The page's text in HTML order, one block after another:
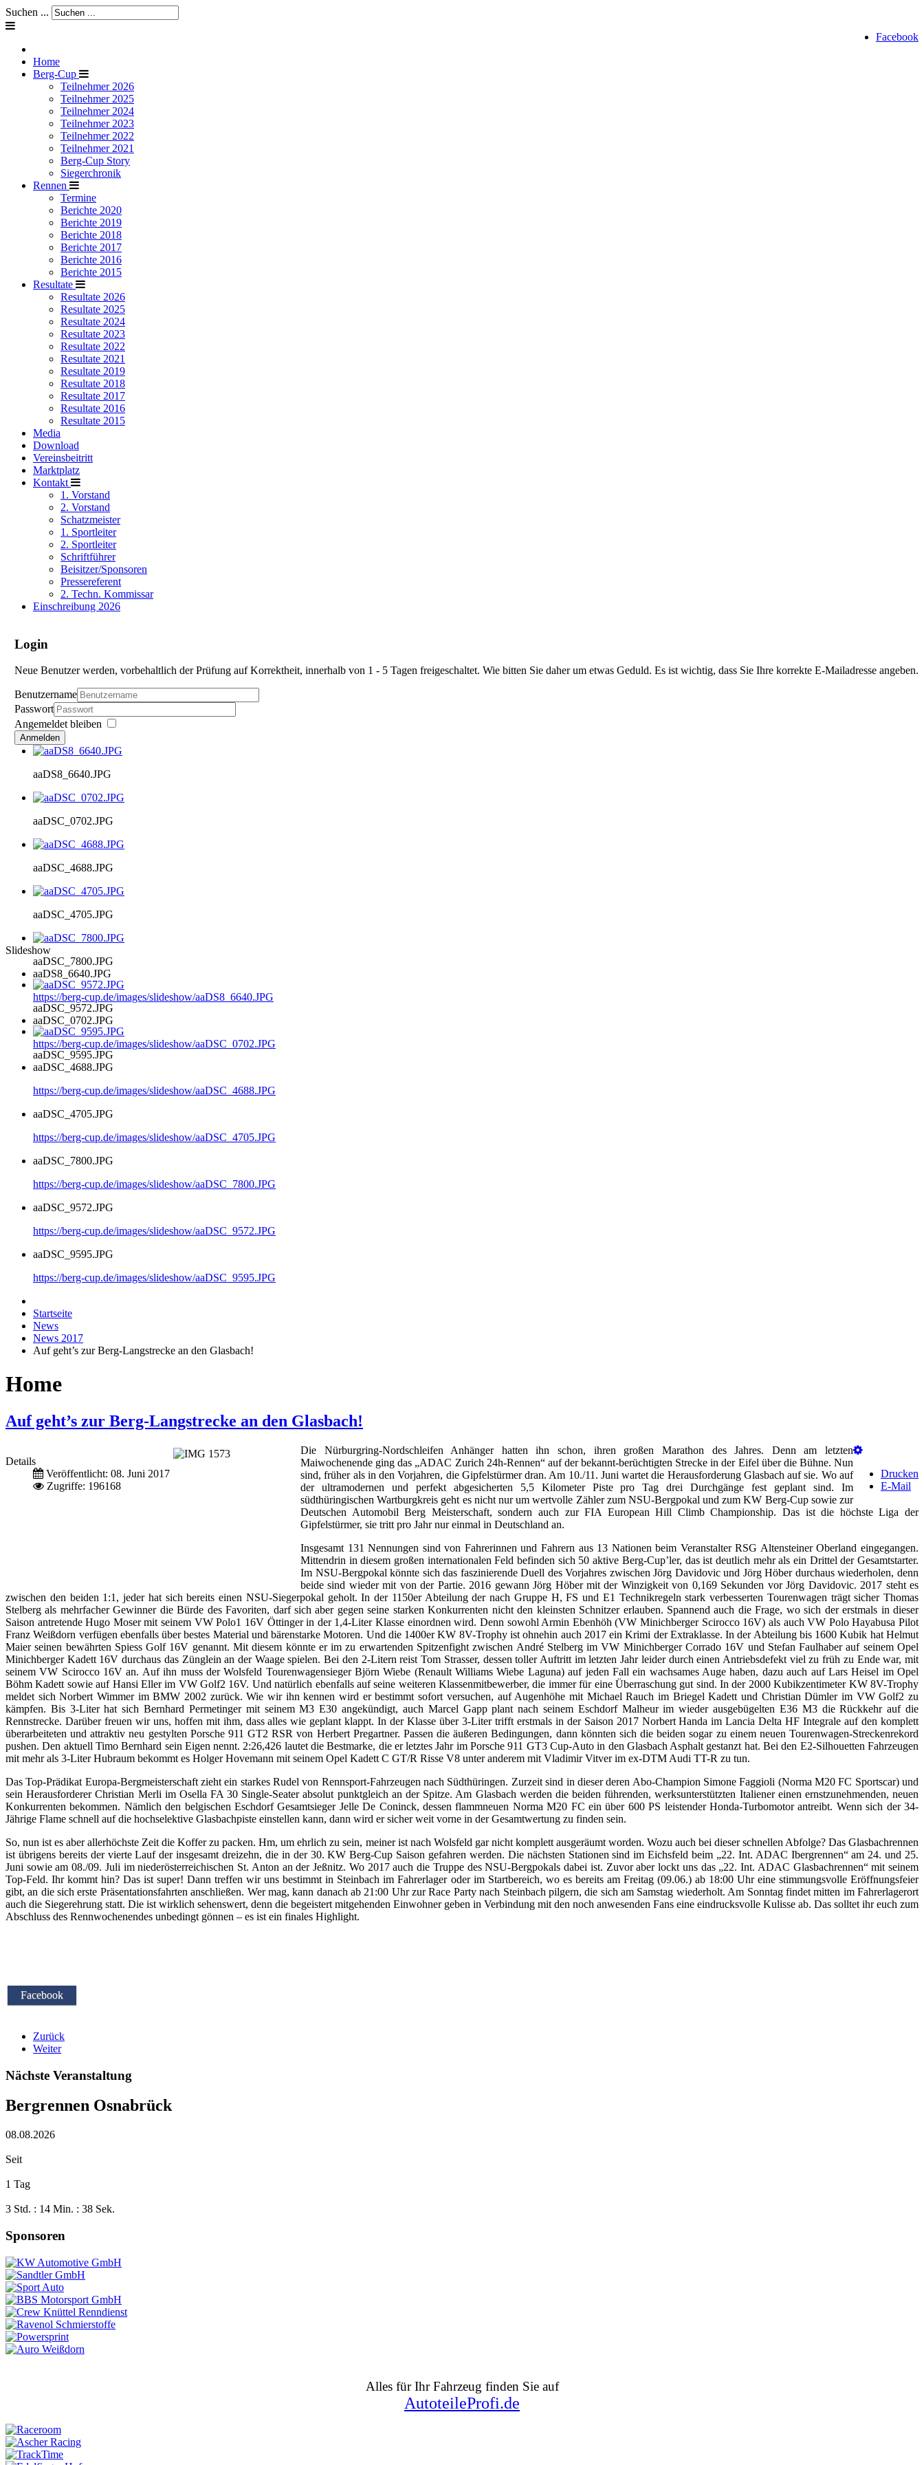
Suchen ...
Facebook
Home
Berg-Cup
Teilnehmer 2026
Teilnehmer 2025
Teilnehmer 2024
Teilnehmer 2023
Teilnehmer 2022
Teilnehmer 2021
Berg-Cup Story
Siegerchronik
Rennen
Termine
Berichte 2020
Berichte 2019
Berichte 2018
Berichte 2017
Berichte 2016
Berichte 2015
Resultate
Resultate 2026
Resultate 2025
Resultate 2024
Resultate 2023
Resultate 2022
Resultate 2021
Resultate 2019
Resultate 2018
Resultate 2017
Resultate 2016
Resultate 2015
Media
Download
Vereinsbeitritt
Marktplatz
Kontakt
1. Vorstand
2. Vorstand
Schatzmeister
1. Sportleiter
2. Sportleiter
Schriftführer
Beisitzer/Sponsoren
Pressereferent
2. Techn. Kommissar
Einschreibung 2026
Login
Neue Benutzer werden, vorbehaltlich der Prüfung auf Korrektheit, innerhalb von 1 - 5 Tagen freigeschaltet. Wie bitten Sie daher um etwas Geduld. Es ist wichtig, dass Sie Ihre korrekte E-Mailadresse angeben.
Benutzername
Passwort
Angemeldet bleiben
Anmelden
aaDS8_6640.JPG
aaDSC_0702.JPG
aaDSC_4688.JPG
aaDSC_4705.JPG
aaDSC_7800.JPG
aaDSC_9572.JPG
aaDSC_9595.JPG
Slideshow
aaDS8_6640.JPG
https://berg-cup.de/images/slideshow/aaDS8_6640.JPG
aaDSC_0702.JPG
https://berg-cup.de/images/slideshow/aaDSC_0702.JPG
aaDSC_4688.JPG
https://berg-cup.de/images/slideshow/aaDSC_4688.JPG
aaDSC_4705.JPG
https://berg-cup.de/images/slideshow/aaDSC_4705.JPG
aaDSC_7800.JPG
https://berg-cup.de/images/slideshow/aaDSC_7800.JPG
aaDSC_9572.JPG
https://berg-cup.de/images/slideshow/aaDSC_9572.JPG
aaDSC_9595.JPG
https://berg-cup.de/images/slideshow/aaDSC_9595.JPG
Startseite
News
News 2017
Auf geht’s zur Berg-Langstrecke an den Glasbach!
Home
Auf geht’s zur Berg-Langstrecke an den Glasbach!
Details
Veröffentlicht: 08. Juni 2017
Zugriffe: 196168
Drucken
E-Mail
Die Nürburgring-Nordschleifen Anhänger hatten ihn schon, ihren großen Marathon des Jahres. Denn am letzten
Maiwochenende ging das „ADAC Zurich 24h-Rennen“ auf der bekannt-berüchtigten Strecke in der Eifel über die Bühne. Nun
sind, früher als in den Vorjahren, die Gipfelstürmer dran. Am 10./11. Juni wartet die Herausforderung Glasbach auf sie. Wo auf
der ultramodernen und perfekt abgesicherten 5,5 Kilometer Piste pro Tag drei Durchgänge fest geplant sind. Im
südthüringischen Wartburgkreis geht es nicht nur um wertvolle Zähler zum NSU-Bergpokal und zum KW Berg-Cup sowie zur
Deutschen Automobil Berg Meisterschaft, sondern auch zur FIA European Hill Climb Championship. Das ist die höchste Liga der
Gipfelstürmer, sie tritt pro Jahr nur einmal in Deutschland an.
Insgesamt 131 Nennungen sind von Fahrerinnen und Fahrern aus 13 Nationen beim Veranstalter RSG Altensteiner Oberland eingegangen.
Mittendrin in diesem großen internationalen Feld befinden sich 50 aktive Berg-Cup’ler, das ist deutlich mehr als ein Drittel der Gesamtstarter.
Im NSU-Bergpokal könnte sich das faszinierende Duell des Vorjahres zwischen Jörg Davidovic und Jörg Höber durchaus wiederholen, denn
beide sind wieder mit von der Partie. 2016 gewann Jörg Höber mit der Winzigkeit von 0,169 Sekunden vor Jörg Davidovic. 2017 steht es
zwischen den beiden 1:1, jeder hat sich bereits einen NSU-Siegerpokal geholt. In der 1150er Abteilung der nach Gruppe H, FS und E1 Technikregeln stark verbesserten Tourenwagen trägt sicher Thomas
Stelberg als mehrfacher Gewinner die Bürde des Favoriten, darf sich aber gegen seine starken Konkurrenten nicht den kleinsten Schnitzer erlauben. Spannend auch die Frage, wo sich der erstmals in dieser
Saison antretende Hugo Moser mit seinem VW Polo1 16V Öttinger in der 1,4-Liter Klasse einordnen wird. Denn sowohl Armin Ebenhöh (VW Minichberger Scirocco 16V) als auch VW Polo Hayabusa Pilot
Franz Weißdorn verfügen ebenfalls über bestes Material und bärenstarke Motoren. Und die 1400er KW 8V-Trophy ist ohnehin auch 2017 ein Krimi der Extraklasse. In der Abteilung bis 1600 Kubik hat Helmut
Maier seinen bewährten Spiess Golf 16V genannt. Mit diesem könnte er im zu erwartenden Spitzenfight zwischen André Stelberg im VW Minichberger Corrado 16V und Stefan Faulhaber auf seinem Opel
Minichberger Kadett 16V durchaus das Zünglein an der Waage spielen. Bei den 2-Litern reist Tom Strasser, dessen toller Auftritt im letzten Jahr leider durch einen Antriebsdefekt viel zu früh zu Ende war, mit
seinem VW Scirocco 16V an. Auf ihn muss der Wolsfeld Tourenwagensieger Björn Wiebe (Renault Williams Wiebe Laguna) auf jeden Fall ein wachsames Auge haben, dazu auch auf Lars Heisel im Opel
Böhm Kadett sowie auf Hansi Eller im VW Golf2 16V. Und natürlich ebenfalls auf seine weiteren Klassenmitbewerber, die immer für eine Überraschung gut sind. In der 2000 Kubikzentimeter KW 8V-Trophy
meldet sich Norbert Wimmer im BMW 2002 zurück. Wie wir ihn kennen wird er bestimmt sofort versuchen, auf Augenhöhe mit Michael Rauch im Briegel Kadett und Christian Dümler im VW Golf2 zu
kämpfen. Bis 3-Liter hat sich Bernhard Permetinger mit seinem M3 E30 angekündigt, auch Marcel Gapp plant nach seinem Eschdorf Malheur im wieder ausgebügelten E36 M3 die Rückkehr auf die
Rennstrecke. Darüber freuen wir uns, hoffen mit ihm, dass alles wie geplant klappt. In der Klasse über 3-Liter trifft erstmals in der Saison 2017 Norbert Handa im Lancia Delta HF Integrale auf den komplett
überarbeiteten und attraktiv neu gestylten Porsche 911 GT2 RSR von Herbert Pregartner. Passen die äußeren Bedingungen, dann könnten sich die beiden sogar zu einem neuen Tourenwagen-Streckenrekord
pushen. Den aktuell Timo Bernhard sein Eigen nennt. 2:26,426 lautet die Bestmarke, die er letztes Jahr im Porsche 911 GT3 Cup-Auto in den Glasbach Asphalt gestanzt hat. Bei den E2-Silhouetten Fahrzeugen
mit mehr als 3-Liter Hubraum bekommt es Holger Hovemann mit seinem Opel Kadett C GT/R Risse V8 unter anderem mit Vladimir Vitver im ex-DTM Audi TT-R zu tun.
Das Top-Prädikat Europa-Bergmeisterschaft zieht ein starkes Rudel von Rennsport-Fahrzeugen nach Südthüringen. Zurzeit sind in dieser deren Abo-Champion Simone Faggioli (Norma M20 FC Sportscar) und
sein Herausforderer Christian Merli im Osella FA 30 Single-Seater absolut punktgleich an der Spitze. Am Glasbach werden die beiden führenden, werksunterstützten Italiener einen ernstzunehmenden, neuen
Konkurrenten bekommen. Nämlich den belgischen Eschdorf Gesamtsieger Jelle De Coninck, dessen flammneuen Norma M20 FC ein über 600 PS leistender Honda-Turbomotor antreibt. Wenn sich der 34-
Jährige Flame schnell auf die hochselektive Glasbachpiste einstellen kann, dann wird er sicher weit vorne in der Gesamtwertung zu finden sein.
So, nun ist es aber allerhöchste Zeit die Koffer zu packen. Hm, um ehrlich zu sein, meiner ist nach Wolsfeld gar nicht komplett ausgeräumt worden. Wozu auch bei dieser schnellen Abfolge? Das Glasbachrennen
ist übrigens bereits der vierte Lauf der insgesamt dreizehn, die in der 30. KW Berg-Cup Saison gefahren werden. Die nächsten Stationen sind im Eichsfeld beim „22. Int. ADAC Ibergrennen“ am 24. und 25.
Juni sowie am 08./09. Juli im niederösterreichischen St. Anton an der Jeßnitz. Wo 2017 auch die Truppe des NSU-Bergpokals dabei ist. Zuvor aber lockt uns das „22. Int. ADAC Glasbachrennen“ mit seinem
Top-Feld. Ihr kommt hin? Das ist super! Dann treffen wir uns bestimmt in Steinbach im Fahrerlager oder im Startbereich, wo es bereits am Freitag (09.06.) ab 18:00 Uhr eine stimmungsvolle Eröffnungsfeier
gibt, an die sich erste Präsentationsfahrten anschließen. Wer mag, kann danach ab 21:00 Uhr zur Race Party nach Steinbach pilgern, die sich am Samstag wiederholt. Am Sonntag findet mitten im Fahrerlagerort
auch die Siegerehrung statt. Die ist wirklich sehenswert, denn die begeistert mitgehenden Einwohner geben in Verbindung mit den noch anwesenden Fans eine eindrucksvolle Kulisse ab. Das solltet ihr euch zum
Abschluss des Rennwochenendes unbedingt gönnen – es ist ein finales Highlight.
Facebook
Zurück
Weiter
Nächste Veranstaltung
Bergrennen Osnabrück
08.08.2026
Seit
1 Tag
3 Std. : 14 Min. : 39 Sek.
Sponsoren
Alles für Ihr Fahrzeug finden Sie auf
AutoteileProfi.de